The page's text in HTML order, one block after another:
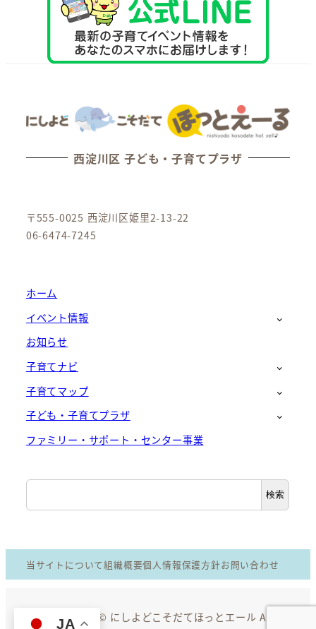
西淀川区 子ども・子育てプラザ
〒555-0025 西淀川区姫里2-13-22
06-6474-7245
ホーム
イベント情報
お知らせ
子育てナビ
子育てマップ
子ども・子育てプラザ
ファミリー・サポート・センター事業
検
索
検索
当サイトについて組織概要個人情報保護方針お問い合わせ
Copyright © にしよどこそだてほっとエール All
JA